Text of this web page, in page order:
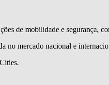
de mobilidade e segurança,
no mercado nacional e